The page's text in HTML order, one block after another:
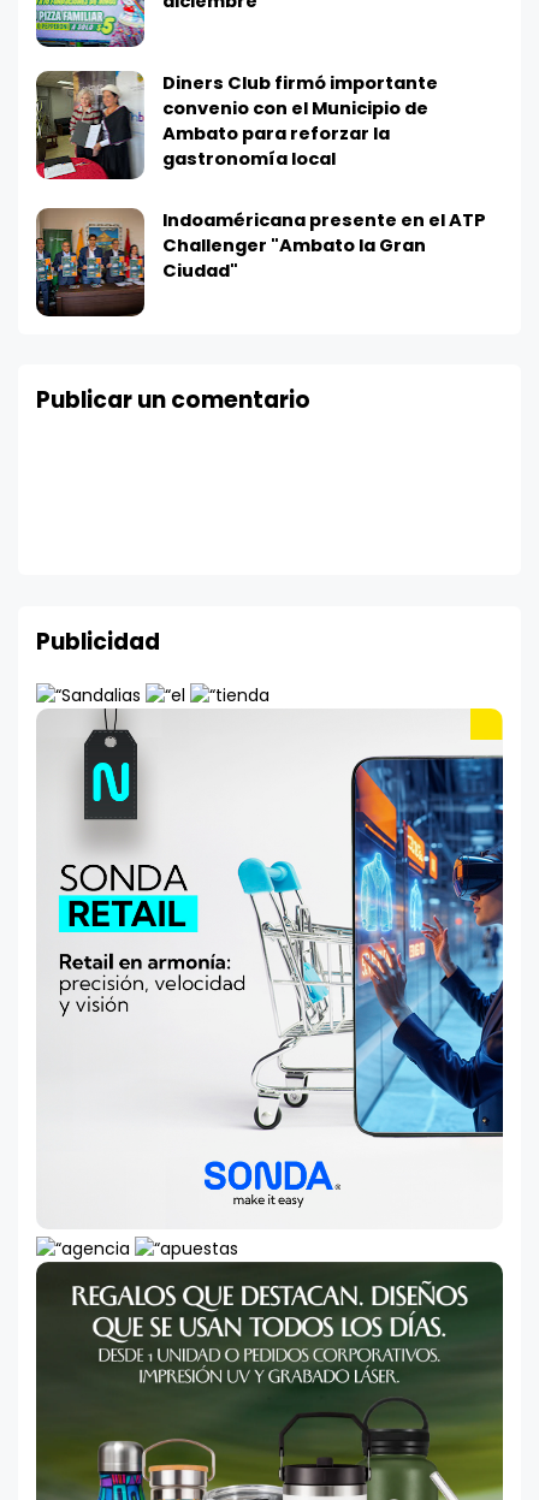
Diners Club firmó importante
convenio con el Municipio de
Ambato para reforzar la
gastronomía local
Indoaméricana presente en el ATP
Challenger "Ambato la Gran
Ciudad"
Publicar un comentario
Publicidad